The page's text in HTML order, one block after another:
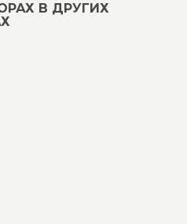
В ДРУГИХ